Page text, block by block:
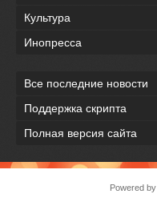
Культура
Инопресса
Все последние новости
Поддержка скрипта
Полная версия сайта
Powered by